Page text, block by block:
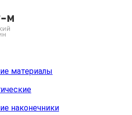
материалы
наконечники